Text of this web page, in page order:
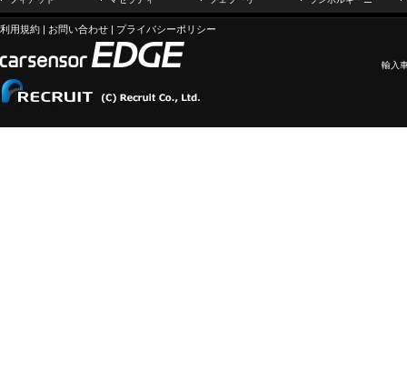
利用規約 | お問い合わせ | プライバシーポリシー
輸入